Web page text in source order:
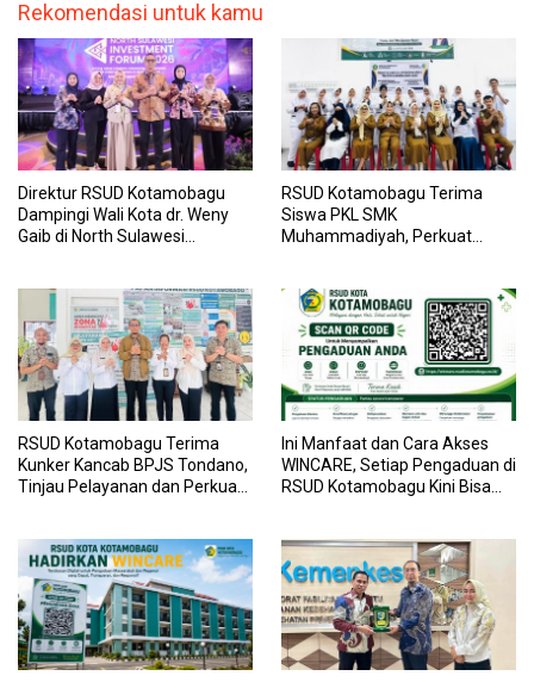
Rekomendasi untuk kamu
Direktur RSUD Kotamobagu
Dampingi Wali Kota dr. Weny
Gaib di North Sulawesi
RSUD Kotamobagu Terima
Siswa PKL SMK
Muhammadiyah, Perkuat
RSUD Kotamobagu Terima
Kunker Kancab BPJS Tondano,
Tinjau Pelayanan dan Perkuat
Ini Manfaat dan Cara Akses
WINCARE, Setiap Pengaduan di
RSUD Kotamobagu Kini Bisa